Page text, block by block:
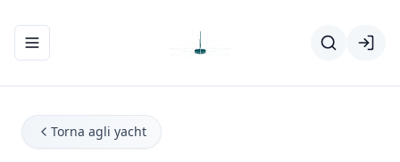
Apri/chiudi menu di navigazione
Torna agli yacht